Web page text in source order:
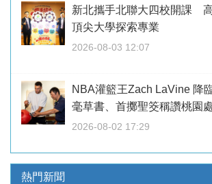
新北攜手北聯大四校開課
頂尖大學探索專業
2026-08-03 12:07
NBA灌籃王Zach LaVine 降
毫草書、首擲聖筊稱讚桃園
2026-08-02 17:29
熱門新聞